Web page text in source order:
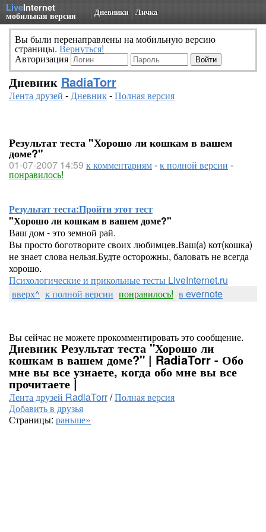
LiveInternet
мобильная версия Дневники Личка
Вы были перенаправлены на мобильную версию
страницы. Вернуться!
Авторизация
Дневник RadiaTorr
Лента друзей -Дневник-Полная версия
Результат теста "Хорошо ли кошкам в вашем
доме?"
01-07-2007 14:59 к комментариям-к полной версии -
понравилось!
Результат теста:Пройти этот тест
"Хорошо ли кошкам в вашем доме?"
Ваш дом - это земной рай.
Вы просто боготворите своих любимцев.Ваш(а) кот(кошка)
не знает слова нельзя.Будте осторожны, баловать не всегда
хорошо.
Психологические и прикольные тесты LiveInternet.ru
вверх^ к полной версии понравилось! в evernote
Вы сейчас не можете прокомментировать это сообщение.
Дневник Результат теста "Хорошо ли
кошкам в вашем доме?" | RadiaTorr - Обо
мне вы все узнаете, когда обо мне вы все
прочитаете |
Лента друзей RadiaTorr/Полная версия
Добавить в друзья
Страницы: раньше»